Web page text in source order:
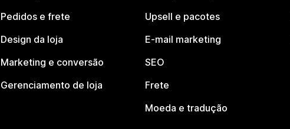
Pedidos e frete
Design da loja
Marketing e conversão
Gerenciamento de loja
Upsell e pacotes
E-mail marketing
SEO
Frete
Moeda e tradução